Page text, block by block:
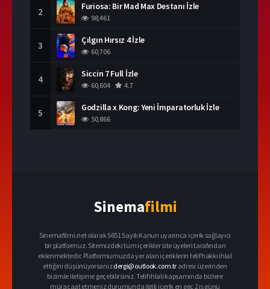
2 Furiosa: Bir Mad Max Destanı İzle
98,461
3 Çılgın Hırsız 4 İzle
60,706
4 Siccin 7 Full İzle
60,604 4.7
5 Godzilla x Kong: Yeni İmparatorluk İzle
50,866
Sinemafilmi
Sinemafilmi.net olarak 5651 Sayılı Kanun uyarınca içerik sağlayıcı
bir platformuz. Sitemizdeki tüm içerikler site üyeleri tarafından
eklenmektedir. Platformumuzda yer alan içeriklerin telif hakkı ihlal
ettiğini düşünüyorsanızdergi@outlook.com.tr adresi üzerinden
bizimle iletişime geçebilirsiniz. Telif ihlali kapsamında bizlere
müracaat etmeniz durumunda ilgili içerik en geç 2 iş günü